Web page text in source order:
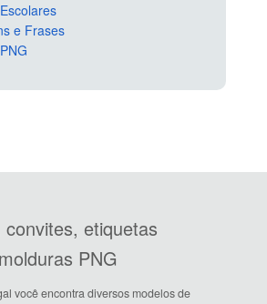
e Frases
convites, etiquetas
PNG
você encontra diversos modelos de